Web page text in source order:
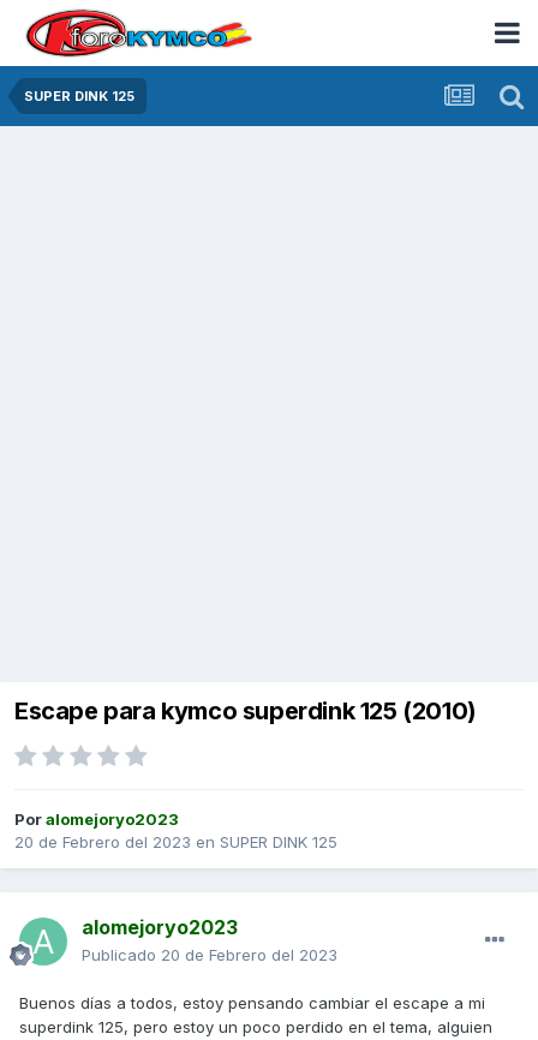
SUPER DINK 125
Escape para kymco superdink 125 (2010)
Poralomejoryo2023
20 de Febrero del 2023 en SUPER DINK 125
alomejoryo2023
Publicado 20 de Febrero del 2023
Buenos días a todos, estoy pensando cambiar el escape a mi
superdink 125, pero estoy un poco perdido en el tema, alguien